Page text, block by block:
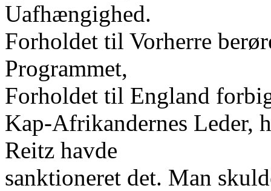
Uafhængighed.
Forholdet til Vorherre
Programmet,
Forholdet til England
Kap-Afrikandernes Leder,
Reitz havde
sanktioneret det. Man